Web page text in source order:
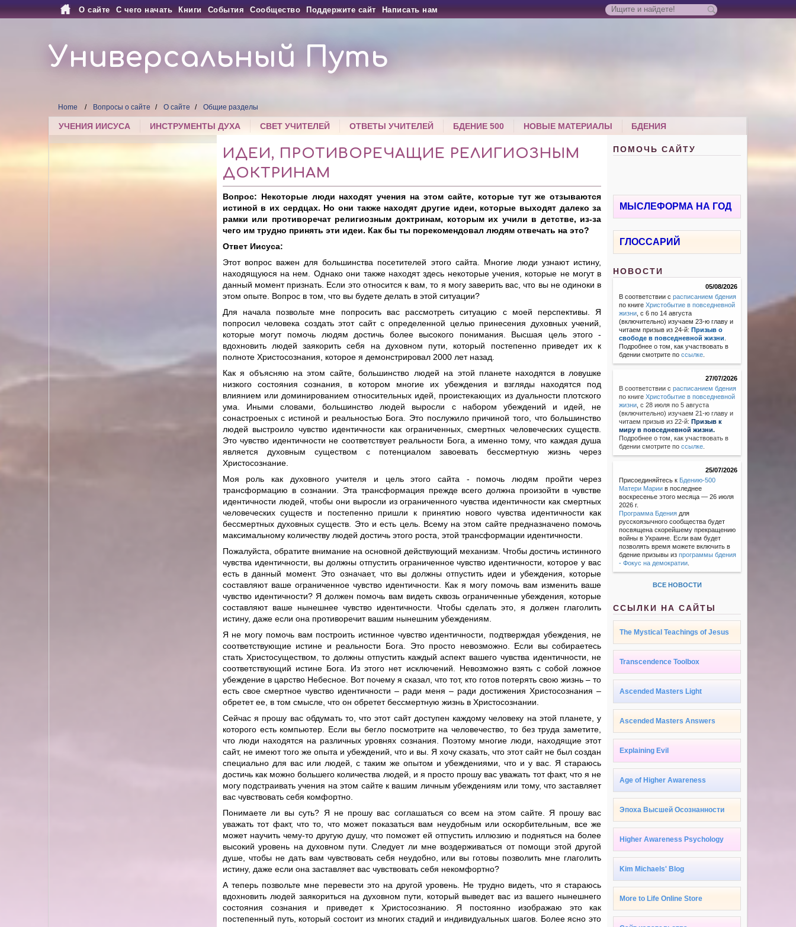
О сайте С чего начать Книги События Сообщество Поддержите сайт Написать нам
Универсальный Путь
Home Вопросы о сайте О сайте Общие разделы
УЧЕНИЯ ИИСУСА ИНСТРУМЕНТЫ ДУХА СВЕТ УЧИТЕЛЕЙ ОТВЕТЫ УЧИТЕЛЕЙ БДЕНИЕ 500 НОВЫЕ МАТЕРИАЛЫ БДЕНИЯ
ИДЕИ, ПРОТИВОРЕЧАЩИЕ РЕЛИГИОЗНЫМ
ДОКТРИНАМ
Вопрос: Некоторые люди находят учения на этом сайте, которые тут же отзываются
истиной в их сердцах. Но они также находят другие идеи, которые выходят далеко за
рамки или противоречат религиозным доктринам, которым их учили в детстве, из-за
чего им трудно принять эти идеи. Как бы ты порекомендовал людям отвечать на это?
Ответ Иисуса:
Этот вопрос важен для большинства посетителей этого сайта. Многие люди узнают истину,
находящуюся на нем. Однако они также находят здесь некоторые учения, которые не могут в
данный момент признать. Если это относится к вам, то я могу заверить вас, что вы не одиноки в
этом опыте. Вопрос в том, что вы будете делать в этой ситуации?
Для начала позвольте мне попросить вас рассмотреть ситуацию с моей перспективы. Я
попросил человека создать этот сайт с определенной целью принесения духовных учений,
которые могут помочь людям достичь более высокого понимания. Высшая цель этого -
вдохновить людей заякорить себя на духовном пути, который постепенно приведет их к
полноте Христосознания, которое я демонстрировал 2000 лет назад.
Как я объясняю на этом сайте, большинство людей на этой планете находятся в ловушке
низкого состояния сознания, в котором многие их убеждения и взгляды находятся под
влиянием или доминированием относительных идей, проистекающих из дуальности плотского
ума. Иными словами, большинство людей выросли с набором убеждений и идей, не
сонастроеных с истиной и реальностью Бога. Это послужило причиной того, что большинство
людей выстроило чувство идентичности как ограниченных, смертных человеческих существ.
Это чувство идентичности не соответствует реальности Бога, а именно тому, что каждая душа
является духовным существом с потенциалом завоевать бессмертную жизнь через
Христосознание.
Моя роль как духовного учителя и цель этого сайта - помочь людям пройти через
трансформацию в сознании. Эта трансформация прежде всего должна произойти в чувстве
идентичности людей, чтобы они выросли из ограниченного чувства идентичности как смертных
человеческих существ и постепенно пришли к принятию нового чувства идентичности как
бессмертных духовных существ. Это и есть цель. Всему на этом сайте предназначено помочь
максимальному количеству людей достичь этого роста, этой трансформации идентичности.
Пожалуйста, обратите внимание на основной действующий механизм. Чтобы достичь истинного
чувства идентичности, вы должны отпустить ограниченное чувство идентичности, которое у вас
есть в данный момент. Это означает, что вы должны отпустить идеи и убеждения, которые
составляют ваше ограниченное чувство идентичности. Как я могу помочь вам изменить ваше
чувство идентичности? Я должен помочь вам видеть сквозь ограниченные убеждения, которые
составляют ваше нынешнее чувство идентичности. Чтобы сделать это, я должен глаголить
истину, даже если она противоречит вашим нынешним убеждениям.
Я не могу помочь вам построить истинное чувство идентичности, подтверждая убеждения, не
соответствующие истине и реальности Бога. Это просто невозможно. Если вы собираетесь
стать Христосуществом, то должны отпустить каждый аспект вашего чувства идентичности, не
соответствующий истине Бога. Из этого нет исключений. Невозможно взять с собой ложное
убеждение в царство Небесное. Вот почему я сказал, что тот, кто готов потерять свою жизнь – то
есть свое смертное чувство идентичности – ради меня – ради достижения Христосознания –
обретет ее, в том смысле, что он обретет бессмертную жизнь в Христосознании.
Сейчас я прошу вас обдумать то, что этот сайт доступен каждому человеку на этой планете, у
которого есть компьютер. Если вы бегло посмотрите на человечество, то без труда заметите,
что люди находятся на различных уровнях сознания. Поэтому многие люди, находящие этот
сайт, не имеют того же опыта и убеждений, что и вы. Я хочу сказать, что этот сайт не был создан
специально для вас или людей, с таким же опытом и убеждениями, что и у вас. Я стараюсь
достичь как можно большего количества людей, и я просто прошу вас уважать тот факт, что я не
могу подстраивать учения на этом сайте к вашим личным убеждениям или тому, что заставляет
вас чувствовать себя комфортно.
Понимаете ли вы суть? Я не прошу вас соглашаться со всем на этом сайте. Я прошу вас
уважать тот факт, что то, что может показаться вам неудобным или оскорбительным, все же
может научить чему-то другую душу, что поможет ей отпустить иллюзию и подняться на более
высокий уровень на духовном пути. Следует ли мне воздерживаться от помощи этой другой
душе, чтобы не дать вам чувствовать себя неудобно, или вы готовы позволить мне глаголить
истину, даже если она заставляет вас чувствовать себя некомфортно?
А теперь позвольте мне перевести это на другой уровень. Не трудно видеть, что я стараюсь
вдохновить людей заякориться на духовном пути, который выведет вас из вашего нынешнего
состояния сознания и приведет к Христосознанию. Я постоянно изображаю это как
постепенный путь, который состоит из многих стадий и индивидуальных шагов. Более ясно это
ПОМОЧЬ САЙТУ
МЫСЛЕФОРМА НА ГОД
ГЛОССАРИЙ
НОВОСТИ
05/08/2026
В соответствии срасписанием бдения
по книгеХристобытие в повседневной
жизни , с 6 по 14 августа
(включительно) изучаем 23-ю главу и
читаем призыв из 24-й: Призыв о
свободе в повседневной жизни
Подробнее о том, как участвовать в
бдении смотрите поссылке
27/07/2026
В соответствии с расписанием бдения
по книгеХристобытие в повседневной
жизни с 28 июля по 5 августа
(включительно) изучаем 21-ю главу и
читаем призыв из 22-й: Призыв к
миру в повседневной жизни.
Подробнее о том, как участвовать в
бдении смотрите поссылке
25/07/2026
Присоединяйтесь к Бдению-500
Матери Марии в последнее
воскресенье этого месяца — 26 июля
2026 г.
Программа Бдения для
русскоязычного сообщества будет
посвящена скорейшему прекращению
войны в Украине. Если вам будет
позволять время можете включить в
бдение призывы изпрограммы бдения
- Фокус на демократии
ВСЕ НОВОСТИ
ССЫЛКИ НА САЙТЫ
The Mystical Teachings of Jesus
Transcendence Toolbox
Ascended Masters Light
Ascended Masters Answers
Explaining Evil
Age of Higher Awareness
Эпоха Высшей Осознанности
Higher Awareness Psychology
Kim Michaels' Blog
More to Life Online Store